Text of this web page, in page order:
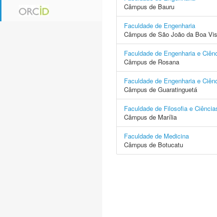
Câmpus de Bauru
Faculdade de Engenharia
Câmpus de São João da Boa
Faculdade de Engenharia e
Câmpus de Rosana
Faculdade de Engenharia e
Câmpus de Guaratinguetá
Faculdade de Filosofia e
Câmpus de Marília
Faculdade de Medicina
Câmpus de Botucatu